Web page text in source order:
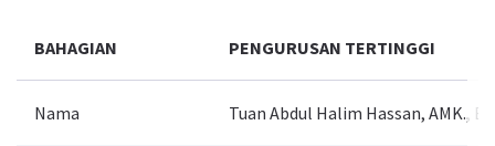
BAHAGIAN PENGURUSAN TERTINGGI
Nama Tuan Abdul Halim Hassan, AMK.,